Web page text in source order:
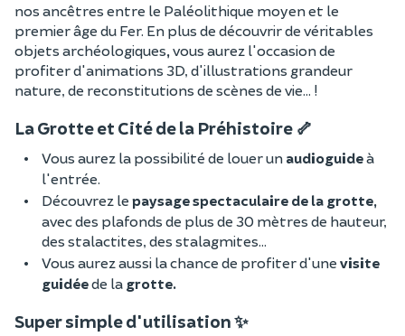
nos ancêtres entre le Paléolithique moyen et le
premier âge du Fer. En plus de découvrir de véritables
objets archéologiques, vous aurez l'occasion de
profiter d'animations 3D, d'illustrations grandeur
nature, de reconstitutions de scènes de vie... !
La Grotte et Cité de la Préhistoire 🦴
Vous aurez la possibilité de louer un audioguideà
l'entrée.
Découvrez le paysage spectaculaire de la grotte,
avec des plafonds de plus de 30 mètres de hauteur,
des stalactites, des stalagmites...
Vous aurez aussi la chance de profiter d'une visite
guidéede la grotte.
Super simple d'utilisation ✨